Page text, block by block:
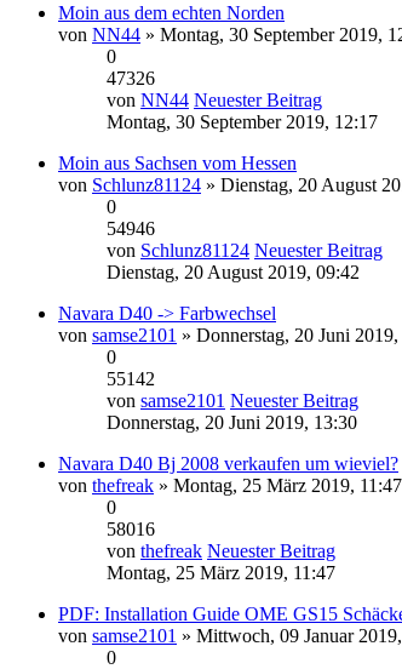
Moin aus dem echten Norden
von NN44 » Montag, 30 September 2019,
0
47326
von NN44 Neuester Beitrag
Montag, 30 September 2019, 12:17
Moin aus Sachsen vom Hessen
von Schlunz81124 » Dienstag, 20 August
0
54946
von Schlunz81124 Neuester Beitrag
Dienstag, 20 August 2019, 09:42
Navara D40 -> Farbwechsel
von samse2101 » Donnerstag, 20 Juni
0
55142
von samse2101 Neuester Beitrag
Donnerstag, 20 Juni 2019, 13:30
Navara D40 Bj 2008 verkaufen um wieviel?
von thefreak » Montag, 25 März 2019,
0
58016
von thefreak Neuester Beitrag
Montag, 25 März 2019, 11:47
PDF: Installation Guide OME GS15
von samse2101 » Mittwoch, 09 Januar
0